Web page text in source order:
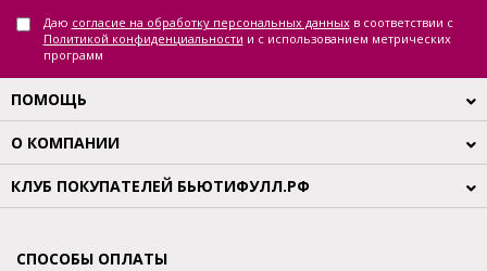
Даю согласие на обработку персональных данныхв соответствии с
Политикой конфиденциальности и с использованием метрических
программ
ПОМОЩЬ
О КОМПАНИИ
КЛУБ ПОКУПАТЕЛЕЙ БЬЮТИФУЛЛ.РФ
СПОСОБЫ ОПЛАТЫ